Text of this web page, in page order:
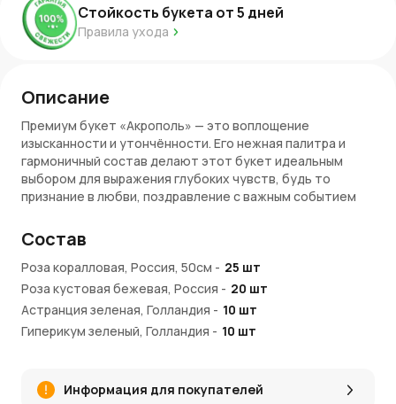
Стойкость букета от5 дней
Правила ухода
Описание
Премиум букет «Акрополь» — это воплощение
изысканности и утончённости. Его нежная палитра и
гармоничный состав делают этот букет идеальным
выбором для выражения глубоких чувств, будь то
признание в любви, поздравление с важным событием
Состав букета
В основе композиции — нежные розы различных
оттенков персикового и кремового, миниатюрные
кустовые розы, гиперикум и декоративная зелень.
Цветы, подобранные вручную, создают утончённое
настоящему гармоничной.
Состав
Роза коралловая, Россия, 50см - 25 шт
Роза кустовая бежевая, Россия - 20 шт
Астранция зеленая, Голландия - 10 шт
Гиперикум зеленый, Голландия - 10 шт
Информация для покупателей